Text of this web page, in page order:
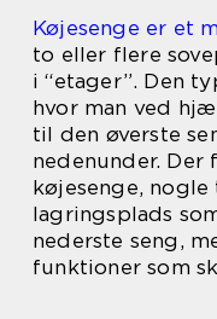
Køjesenge er et
to eller flere
i “etager”. Den
hvor man ved
til den øverste
nedenunder. Der
køjesenge,
lagringsplads
nederste seng,
funktioner som